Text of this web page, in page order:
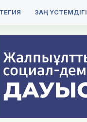
ЗАҢ ҮСТЕМДІГІ